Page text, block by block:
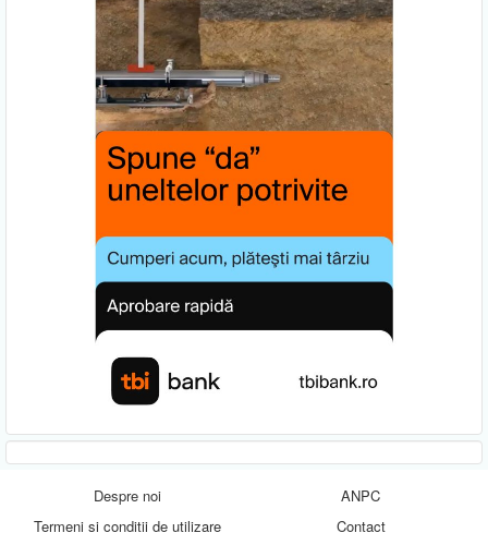
Despre noi
ANPC
Termeni si conditii de utilizare
Contact